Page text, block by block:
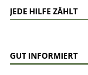
JEDE HILFE ZÄHLT
GUT INFORMIERT